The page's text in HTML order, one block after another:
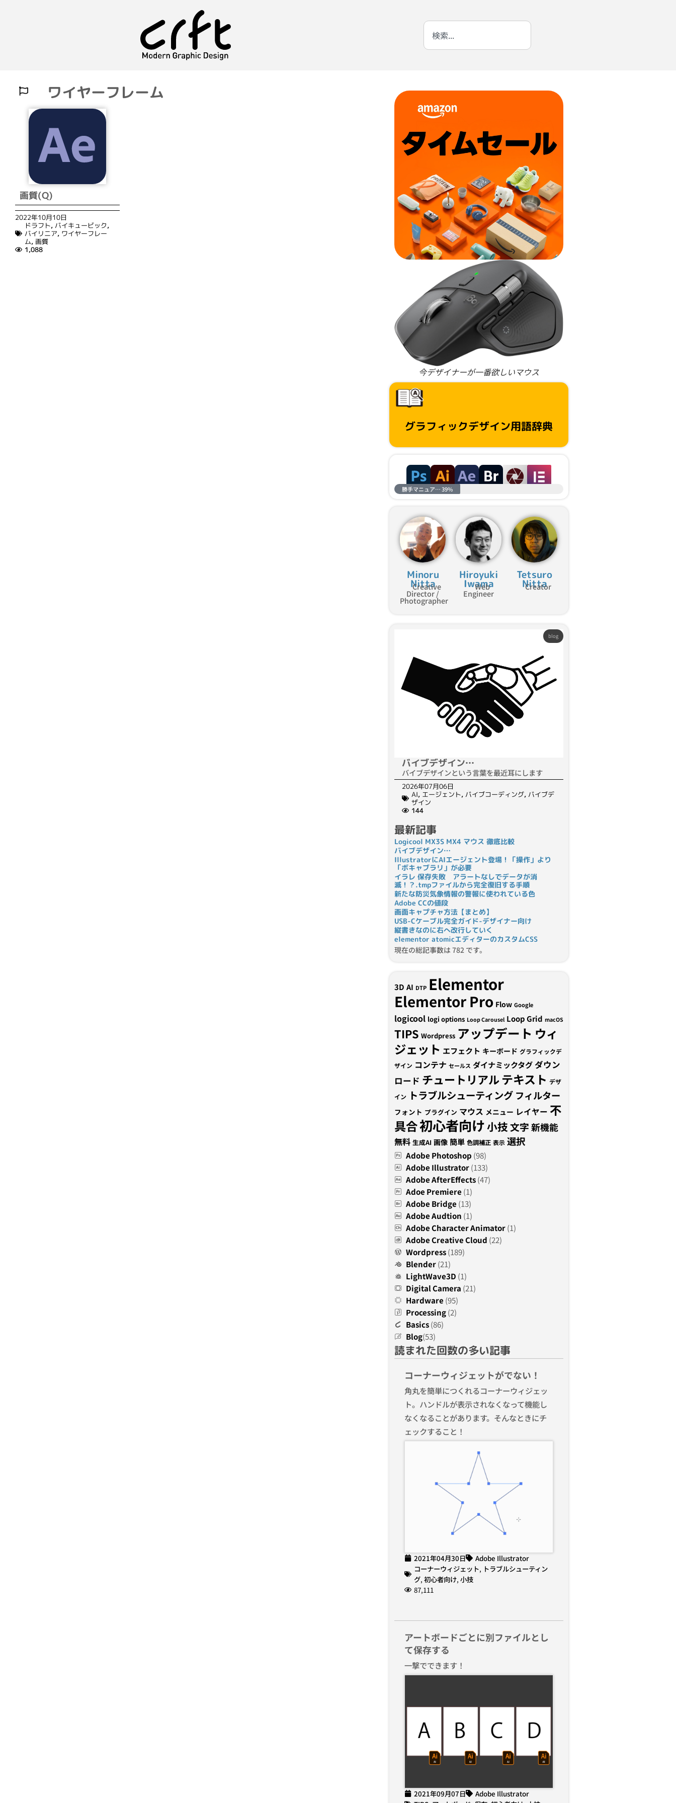
ワイヤーフレーム
画質(Q)
2022年10月10日
ドラフト, バイキュービック,
バイリニア, ワイヤーフレー
ム, 画質
1,088
今デザイナーが一番欲しいマウス
グラフィックデザイン用語辞典
勝手マニュアル進捗39%
Minoru
Nitta
Creative
Director /
Photographer
Hiroyuki
Iwama
Web
Engineer
Tetsuro
Nitta
Creator
blog
バイブデザイン…
バイブデザインという言葉を最近耳にします
2026年07月06日
AI, エージェント, バイブコーディング, バイブデ
ザイン
144
最新記事
Logicool MX3S MX4 マウス 徹底比較
バイブデザイン…
IllustratorにAIエージェント登場！「操作」より
「ボキャブラリ」が必要
イラレ 保存失敗 アラートなしでデータが消
滅！？.tmpファイルから完全復旧する手順
新たな防災気象情報の警報に使われている色
Adobe CCの値段
画面キャプチャ方法【まとめ】
USB-Cケーブル完全ガイド-デザイナー向け
縦書きなのに右へ改行していく
elementor atomicエディターのカスタムCSS
現在の総記事数は 782 です。
3D AI DTP Elementor
Elementor Pro Flow Google
logicool logi options Loop Carousel Loop Grid macOS
TIPS Wordpress アップデート ウィ
ジェット エフェクト キーボード グラフィックデ
ザイン コンテナ セールス ダイナミックタグダウン
ロード チュートリアルテキスト デザ
イン
トラブルシューティング フィルター
フォント プラグイン マウス メニュー レイヤー 不
具合初心者向け小技文字新機能
無料 生成AI 画像 簡単 色調補正 表示 選択
Adobe Photoshop (98)
Adobe Illustrator(133)
Adobe AfterEffects(47)
Adoe Premiere (1)
Adobe Bridge (13)
Adobe Audtion (1)
Adobe Character Animator(1)
Adobe Creative Cloud (22)
Wordpress(189)
Blender(21)
LightWave3D (1)
Digital Camera (21)
Hardware (95)
Processing(2)
Basics(86)
Blog(53)
読まれた回数の多い記事
コーナーウィジェットがでない！
角丸を簡単につくれるコーナーウィジェッ
ト。ハンドルが表示されなくなって機能し
なくなることがあります。そんなときにチ
ェックすること！
2021年04月30日
Adobe Illustrator
コーナーウィジェット, トラブルシューティン
グ, 初心者向け, 小技
87,111
アートボードごとに別ファイルとし
て保存する
一撃でできます！
2021年09月07日
Adobe Illustrator